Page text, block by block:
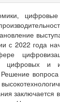
с 2022 года
цифровых и